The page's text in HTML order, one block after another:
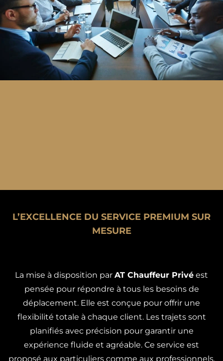
L’EXCELLENCE DU SERVICE PREMIUM SUR
MESURE
La mise à disposition par AT Chauffeur Privé est
pensée pour répondre à tous les besoins de
déplacement. Elle est conçue pour offrir une
flexibilité totale à chaque client. Les trajets sont
planifiés avec précision pour garantir une
expérience fluide et agréable. Ce service est
proposé aux particuliers comme aux professionnels,